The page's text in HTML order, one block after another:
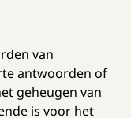
van
antwoorden of
geheugen van
is voor het